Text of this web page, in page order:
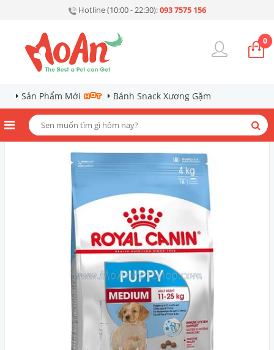
Hotline (10:00 - 22:30):093 7575 156
0
Sản Phẩm Mới Bánh Snack Xương Gặm